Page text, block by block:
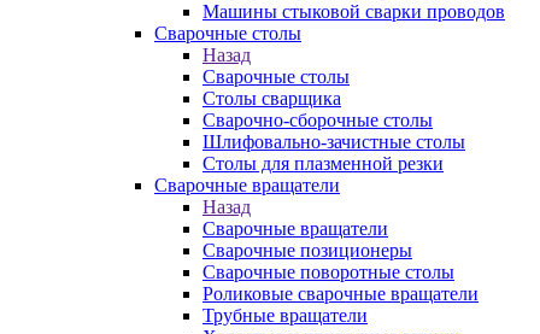
Машины стыковой сварки проводов
Сварочные столы
Назад
Сварочные столы
Столы сварщика
Сварочно-сборочные столы
Шлифовально-зачистные столы
Столы для плазменной резки
Сварочные вращатели
Назад
Сварочные вращатели
Сварочные позиционеры
Сварочные поворотные столы
Роликовые сварочные вращатели
Трубные вращатели